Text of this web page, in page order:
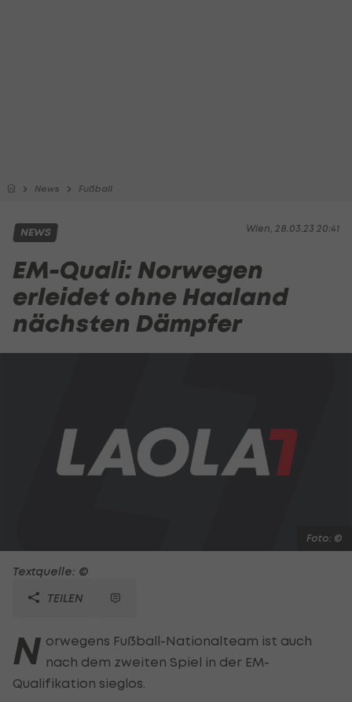
News Fußball
Wien, 28.03.23 20:41
NEWS
EM-Quali: Norwegen
erleidet ohne Haaland
nächsten Dämpfer
Foto: ©
Textquelle: ©
TEILEN
N orwegens Fußball-Nationalteam ist auch
nach dem zweiten Spiel in der EM-
Qualifikation sieglos.